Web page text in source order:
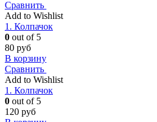
Сравнить
Add to Wishlist
1. Колпачок
0 out of 5
80 руб
В корзину
Сравнить
Add to Wishlist
1. Колпачок
0 out of 5
120 руб